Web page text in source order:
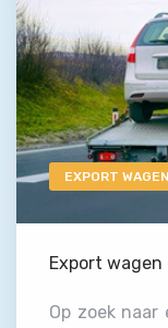
EXPORT WAGEN
Export wagen
Op zoek naar